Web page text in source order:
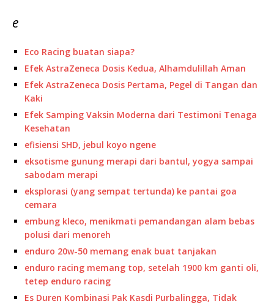
e
Eco Racing buatan siapa?
Efek AstraZeneca Dosis Kedua, Alhamdulillah Aman
Efek AstraZeneca Dosis Pertama, Pegel di Tangan dan
Kaki
Efek Samping Vaksin Moderna dari Testimoni Tenaga
Kesehatan
efisiensi SHD, jebul koyo ngene
eksotisme gunung merapi dari bantul, yogya sampai
sabodam merapi
eksplorasi (yang sempat tertunda) ke pantai goa
cemara
embung kleco, menikmati pemandangan alam bebas
polusi dari menoreh
enduro 20w-50 memang enak buat tanjakan
enduro racing memang top, setelah 1900 km ganti oli,
tetep enduro racing
Es Duren Kombinasi Pak Kasdi Purbalingga, Tidak